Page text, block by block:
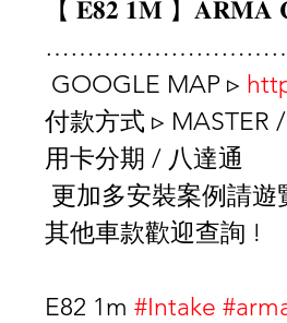
【 𝐄𝟖𝟐 𝟏𝐌 】
GOOGLE MAP ▹
付款方式 ▹
用卡分期 / 八達通
更加多安裝案例請遊
其他車款歡迎查詢 !
E82 1m #Intake